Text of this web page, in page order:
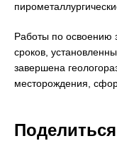
Работы по освоению
сроков,
завершена
месторождения,